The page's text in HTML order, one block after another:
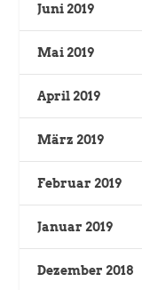
Juni 2019
Mai 2019
April 2019
März 2019
Februar 2019
Januar 2019
Dezember 2018